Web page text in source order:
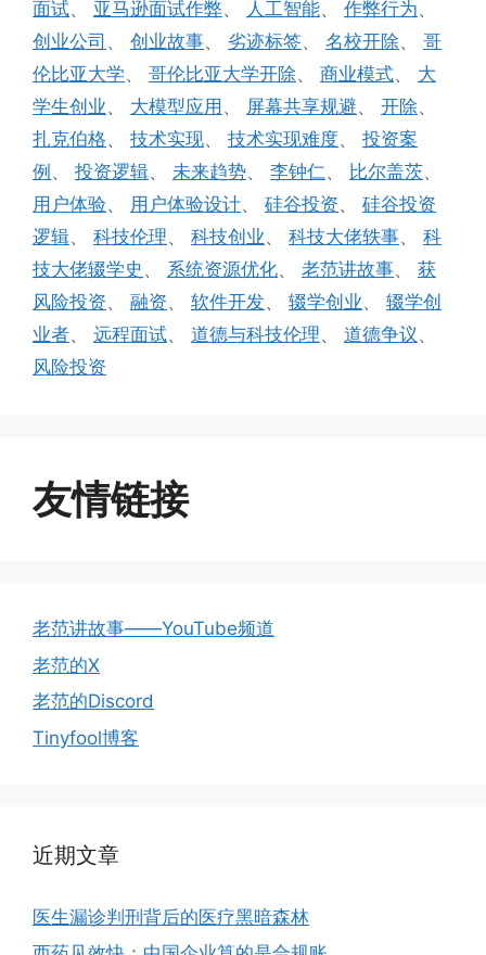
面试、 亚马逊面试作弊、 人工智能、 作弊行为、
创业公司 、 创业故事、 劣迹标签、 名校开除、 哥
伦比亚大学、 哥伦比亚大学开除、 商业模式、 大
学生创业、 大模型应用 、 屏幕共享规避、 开除、
扎克伯格、 技术实现、 技术实现难度、 投资案
例 、 投资逻辑、 未来趋势、 李钟仁、 比尔盖茨、
用户体验、 用户体验设计、 硅谷投资、 硅谷投资
逻辑、 科技伦理、 科技创业、 科技大佬轶事、 科
技大佬辍学史 、 系统资源优化、 老范讲故事、 获
风险投资、 融资、 软件开发、 辍学创业、 辍学创
业者、 远程面试、 道德与科技伦理、 道德争议 、
风险投资
友情链接
老范讲故事——YouTube频道
老范的X
老范的Discord
Tinyfool博客
近期文章
医生漏诊判刑背后的医疗黑暗森林